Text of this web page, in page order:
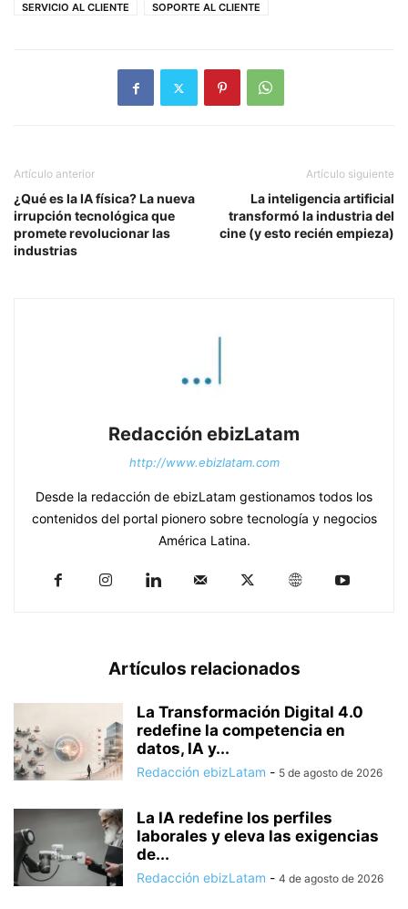
SERVICIO AL CLIENTE
SOPORTE AL CLIENTE
Artículo anterior
¿Qué es la IA física? La nueva
irrupción tecnológica que
promete revolucionar las
industrias
Artículo siguiente
La inteligencia artificial
transformó la industria del
cine (y esto recién empieza)
Redacción ebizLatam
http://www.ebizlatam.com
Desde la redacción de ebizLatam gestionamos todos los
contenidos del portal pionero sobre tecnología y negocios
América Latina.
Artículos relacionados
La Transformación Digital 4.0
redefine la competencia en
datos, IA y...
Redacción ebizLatam - 5 de agosto de 2026
La IA redefine los perfiles
laborales y eleva las exigencias
de...
Redacción ebizLatam - 4 de agosto de 2026